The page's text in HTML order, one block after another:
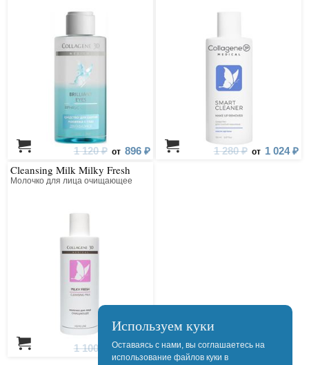
1 120 ₽ от 896 ₽ 1 280 ₽ от 1 024 ₽
Cleansing Milk Milky Fresh
Молочко для лица очищающее
1 100 ₽ от 880 ₽
Используем куки
Оставаясь с нами, вы соглашаетесь на
использование файлов куки в